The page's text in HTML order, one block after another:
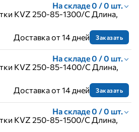
На складе 0 / 0 шт.
KVZ 250-85-1300/C Длина,
Доставка от 14 дней Заказать
На складе 0 / 0 шт.
KVZ 250-85-1400/C Длина,
Доставка от 14 дней Заказать
На складе 0 / 0 шт.
KVZ 250-85-1500/C Длина,